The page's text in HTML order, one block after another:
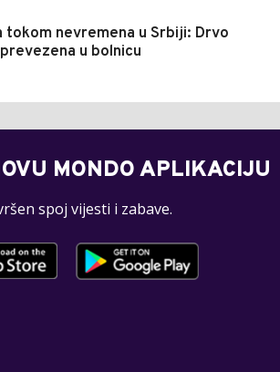
tokom nevremena u Srbiji: Drvo
u bolnicu
MONDO APLIKACIJU
spoj vijesti i zabave.